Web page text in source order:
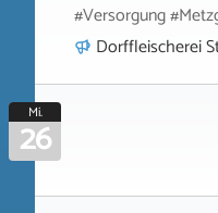
#Versorgung
Dorffleischerei
Mi.
26